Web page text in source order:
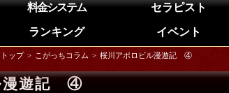
料金システム セラピスト
ランキング イベント
トップ こがっちコラム 桜川アポロビル漫遊記 ④
漫遊記 ④